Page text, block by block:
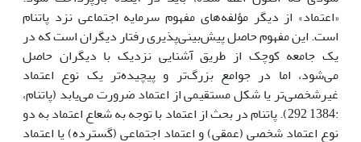
«اعتماد» از دیگر مؤلفه‌های مفهوم سرمایه اجتماعی نزد پاتنام
است. این مفهوم حاصل پیش‌بینی‌پذیری رفتار دیگران است که در
یک جامعه کوچک از طریق آشنایی نزدیک با دیگران حاصل
می‌شود، اما در جوامع بزرگ‌تر و پیچیده‌تر یک نوع اعتماد
غیرشخصی‌تر یا شکل مستقیمی از اعتماد ضرورت می‌یابد (پاتنام،
:1384 292). پاتنام در بحث از اعتماد با توجه به شعاع اعتماد به دو
نوع اعتماد شخصی (عمقی) و اعتماد اجتماعی (گسترده) یا اعتماد